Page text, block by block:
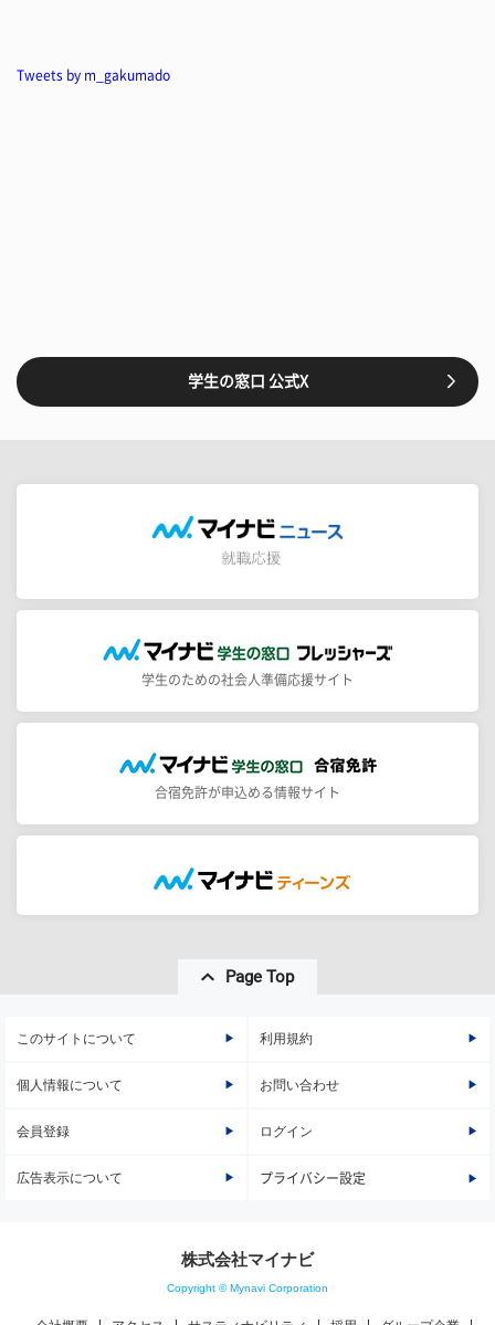
Tweets by m_gakumado
学生の窓口 公式X
学生のための社会人準備応援サイト
合宿免許が申込める情報サイト
Page Top
このサイトについて 利用規約
個人情報について お問い合わせ
会員登録 ログイン
広告表示について プライバシー設定
株式会社マイナビ
Copyright © Mynavi Corporation